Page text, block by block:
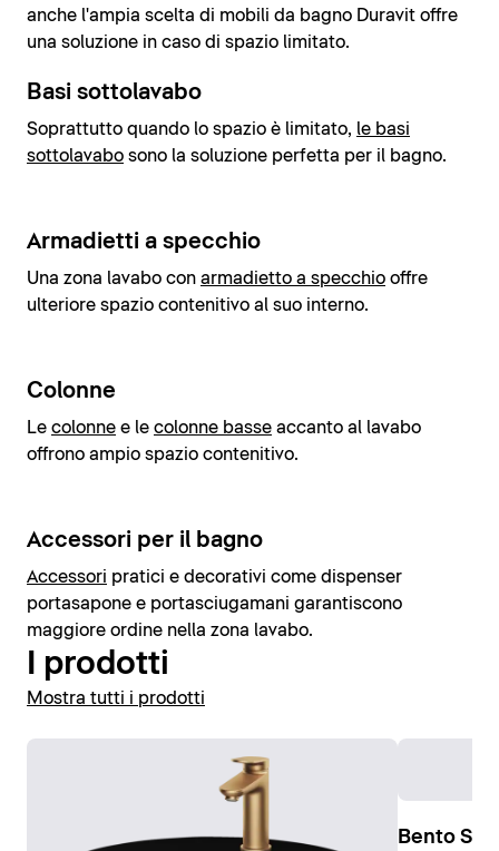
anche l'ampia scelta di mobili da bagno Duravit offre
una soluzione in caso di spazio limitato.
Basi sottolavabo
Soprattutto quando lo spazio è limitato, le basi
sottolavabo sono la soluzione perfetta per il bagno.
Armadietti a specchio
Una zona lavabo con armadietto a specchio offre
ulteriore spazio contenitivo al suo interno.
Colonne
Le colonne e le colonne basse accanto al lavabo
offrono ampio spazio contenitivo.
Accessori per il bagno
Accessori pratici e decorativi come dispenser
portasapone e portasciugamani garantiscono
maggiore ordine nella zona lavabo.
I prodotti
Mostra tutti i prodotti
Bento